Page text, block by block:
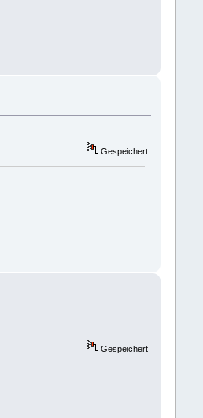
Gespeichert
Gespeichert